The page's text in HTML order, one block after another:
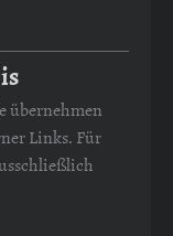
übernehmen
Links. Für